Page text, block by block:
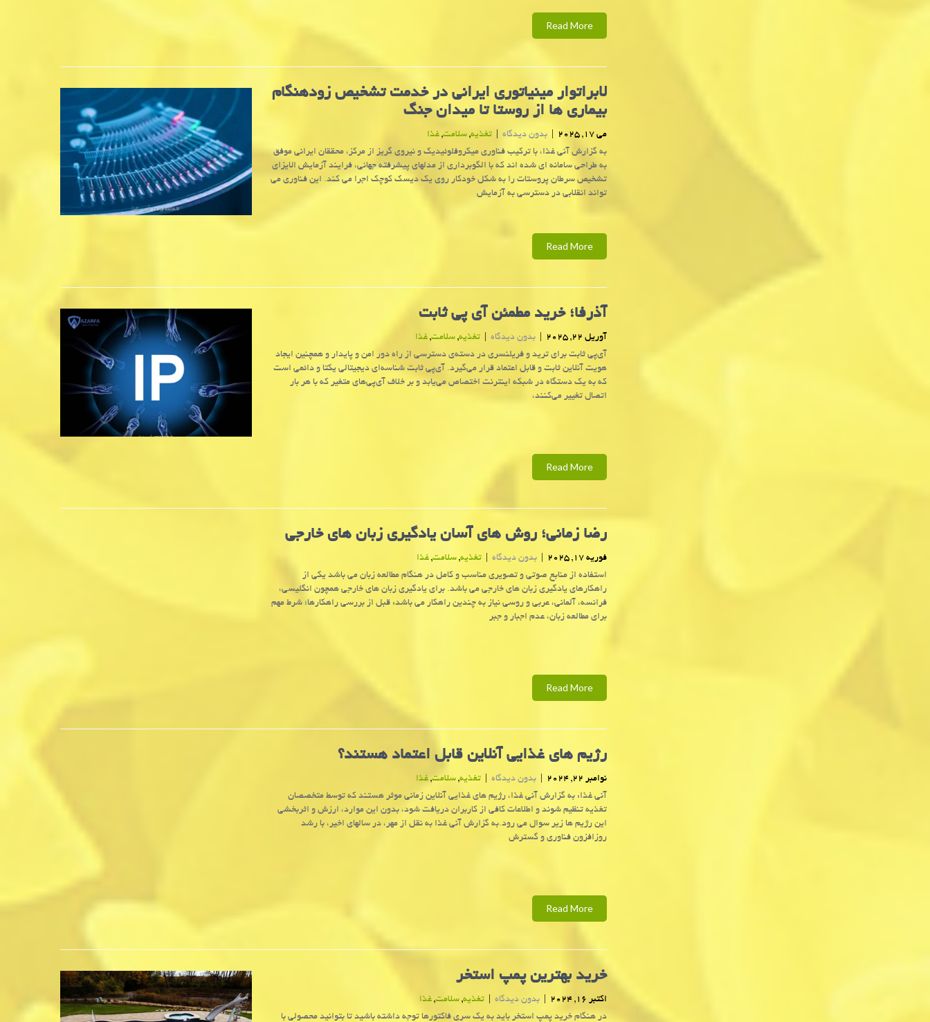
Read More
لابراتوار مینیاتوری ایرانی در خدمت تشخیص زودهنگام
بیماری ها از روستا تا میدان جنگ
می 17, 2025 بدون دیدگاه تغذیه, سلامت, غذا
به گزارش آنی غذا، با ترکیب فناوری میکروفلوئیدیک و نیروی گریز از مرکز، محققان ایرانی موفق
به طراحی سامانه ای شده اند که با الگوبرداری از مدلهای پیشرفته جهانی، فرایند آزمایش الایزای
تشخیص سرطان پروستات را به شکل خودکار روی یک دیسک کوچک اجرا می کند. این فناوری می
تواند انقلابی در دسترسی به آزمایش
Read More
آذرفا؛ خرید مطمئن آی پی ثابت
آوریل 22, 2025 بدون دیدگاه تغذیه, سلامت, غذا
آی‌پی ثابت برای ترید و فریلنسری در دسته‌ی دسترسی از راه دور امن و پایدار و همچنین ایجاد
هویت آنلاین ثابت و قابل اعتماد قرار می‌گیرد. آی‌پی ثابت شناسه‌ای دیجیتالی یکتا و دائمی است
که به یک دستگاه در شبکه اینترنت اختصاص می‌یابد و بر خلاف آی‌پی‌های متغیر که با هر بار
اتصال تغییر می‌کنند،
Read More
رضا زمانی؛ روش های آسان یادگیری زبان های خارجی
فوریه 17, 2025 بدون دیدگاه تغذیه, سلامت, غذا
استفاده از منابع صوتی و تصویری مناسب و کامل در هنگام مطالعه زبان می باشد یکی از
راهکارهای یادگیری زبان های خارجی می باشد. برای یادگیری زبان های خارجی همچون انگلیسی،
فرانسه، آلمانی، عربی و روسی نیاز به چندین راهکار می باشد: قبل از بررسی راهکارها؛ شرط مهم
برای مطالعه زبان، عدم اجبار و جبر
Read More
رژیم های غذایی آنلاین قابل اعتماد هستند؟
نوامبر 22, 2024 بدون دیدگاه تغذیه, سلامت, غذا
آنی غذا: به گزارش آنی غذا، رژیم های غذایی آنلاین زمانی موثر هستند که توسط متخصصان
تغذیه تنظیم شوند و اطلاعات کافی از کاربران دریافت شود، بدون این موارد، ارزش و اثربخشی
این رژیم ها زیر سوال می رود.به گزارش آنی غذا به نقل از مهر، در سالهای اخیر، با رشد
روزافزون فناوری و گسترش
Read More
خرید بهترین پمپ استخر
اکتبر 16, 2024 بدون دیدگاه تغذیه, سلامت, غذا
در هنگام خرید پمپ استخر باید به یک سری فاکتورها توجه داشته باشید تا بتوانید محصولی با